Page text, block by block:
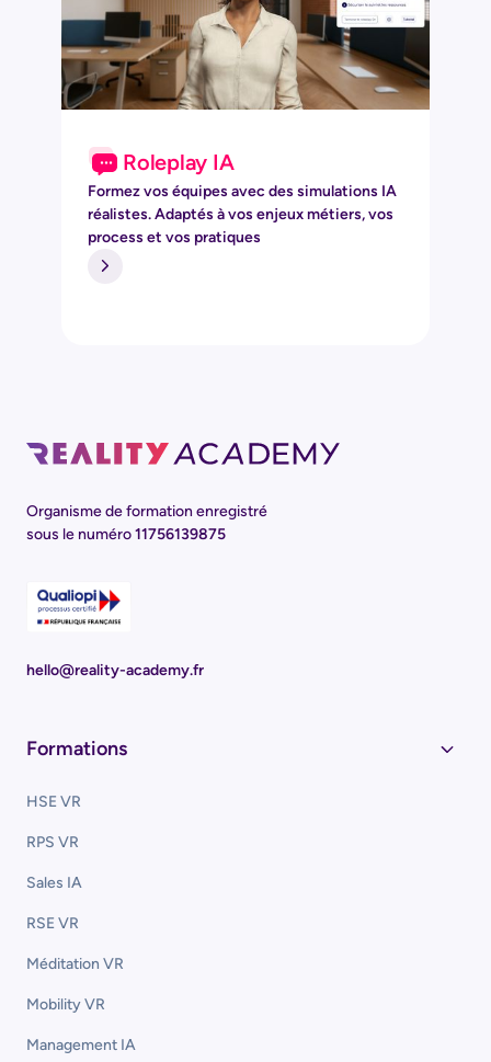
Roleplay IA
Formez vos équipes avec des simulations IA
réalistes. Adaptés à vos enjeux métiers, vos
process et vos pratiques
Organisme de formation enregistré
sous le numéro11756139875
hello@reality-academy.fr
Formations
HSE VR
RPS VR
Sales IA
RSE VR
Méditation VR
Mobility VR
Management IA